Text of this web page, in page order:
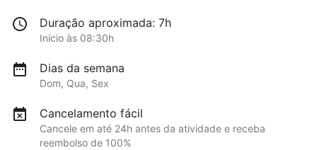
Duração aproximada: 7h
Início às 08:30h
Dias da semana
Dom, Qua, Sex
Cancelamento fácil
Cancele em até 24h antes da atividade e receba
reembolso de 100%